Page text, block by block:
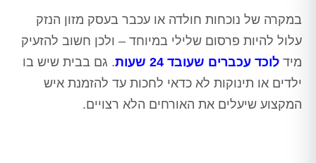
במקרה של נוכחות חולדה או עכבר בעסק מזון הנזק
עלול להיות פרסום שלילי במיוחד – ולכן חשוב להזעיק
מיד לוכד עכברים שעובד 24 שעות
. גם בבית שיש בו
ילדים או תינוקות לא כדאי לחכות עד להזמנת איש
המקצוע שיעלים את האורחים הלא רצויים.